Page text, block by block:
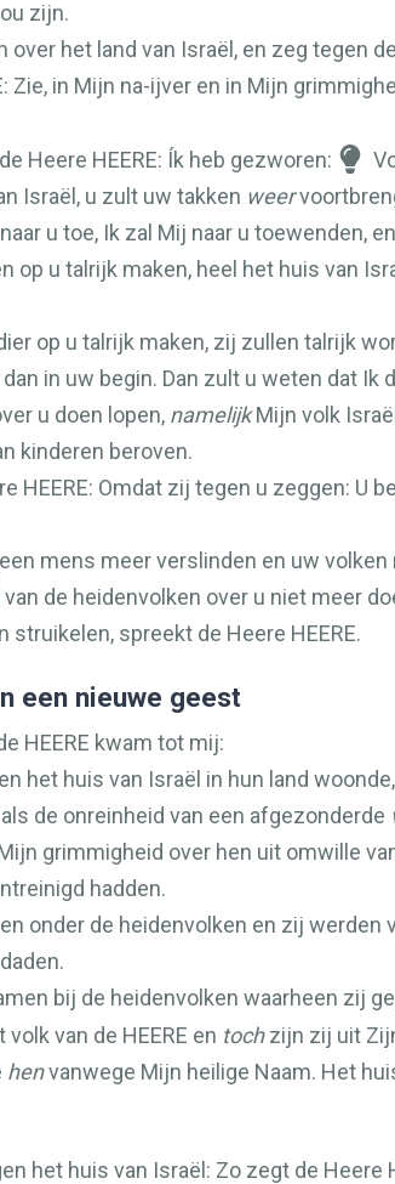
zijn.
over het land van Israël, en zeg tegen
: Zie, in Mijn na-ijver en in Mijn
Heere HEERE: Ík heb gezworen:
Israël, u zult uw takken weer
u toe, Ik zal Mij naar u toewenden,
op u talrijk maken, heel het huis van
op u talrijk maken, zij zullen talrijk
in uw begin. Dan zult u weten dat Ik
u doen lopen, namelijkMijn volk
kinderen beroven.
HEERE: Omdat zij tegen u zeggen: U
mens meer verslinden en uw
van de heidenvolken over u niet meer
struikelen, spreekt de Heere HEERE.
een nieuwe geest
HEERE kwam tot mij:
het huis van Israël in hun land
de onreinheid van een afgezonderde
grimmigheid over hen uit omwille
hadden.
onder de heidenvolken en zij
bij de heidenvolken waarheen zij
van de HEERE en tochzijn zij uit
henvanwege Mijn heilige Naam. Het
het huis van Israël: Zo zegt de Heere